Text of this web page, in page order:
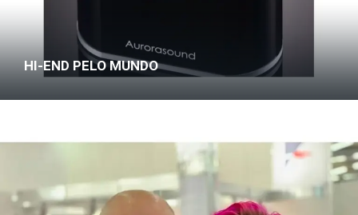
HI-END PELO MUNDO